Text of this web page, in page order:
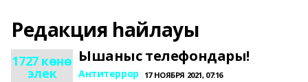
Редакция һайлауы
1727 көнө
элек
Ышаныс телефондары!
Антитеррор 17 НОЯБРЯ 2021, 07:16